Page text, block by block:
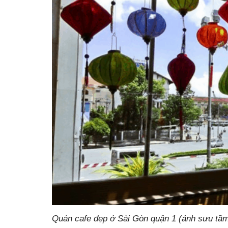
Quán cafe đẹp ở Sài Gòn quận 1 (ảnh sưu